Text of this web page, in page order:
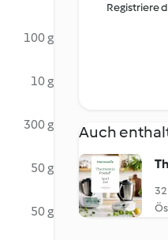
100 g
10 g
300 g
50 g
50 g
Registriere
Auch